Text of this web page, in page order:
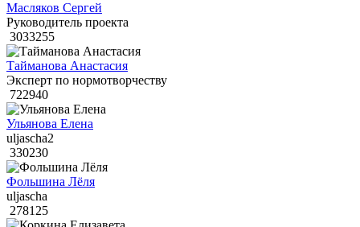
Масляков Сергей
Руководитель проекта
3033255
Тайманова Анастасия
Эксперт по нормотворчеству
722940
Ульянова Елена
uljascha2
330230
Фольшина Лёля
uljascha
278125